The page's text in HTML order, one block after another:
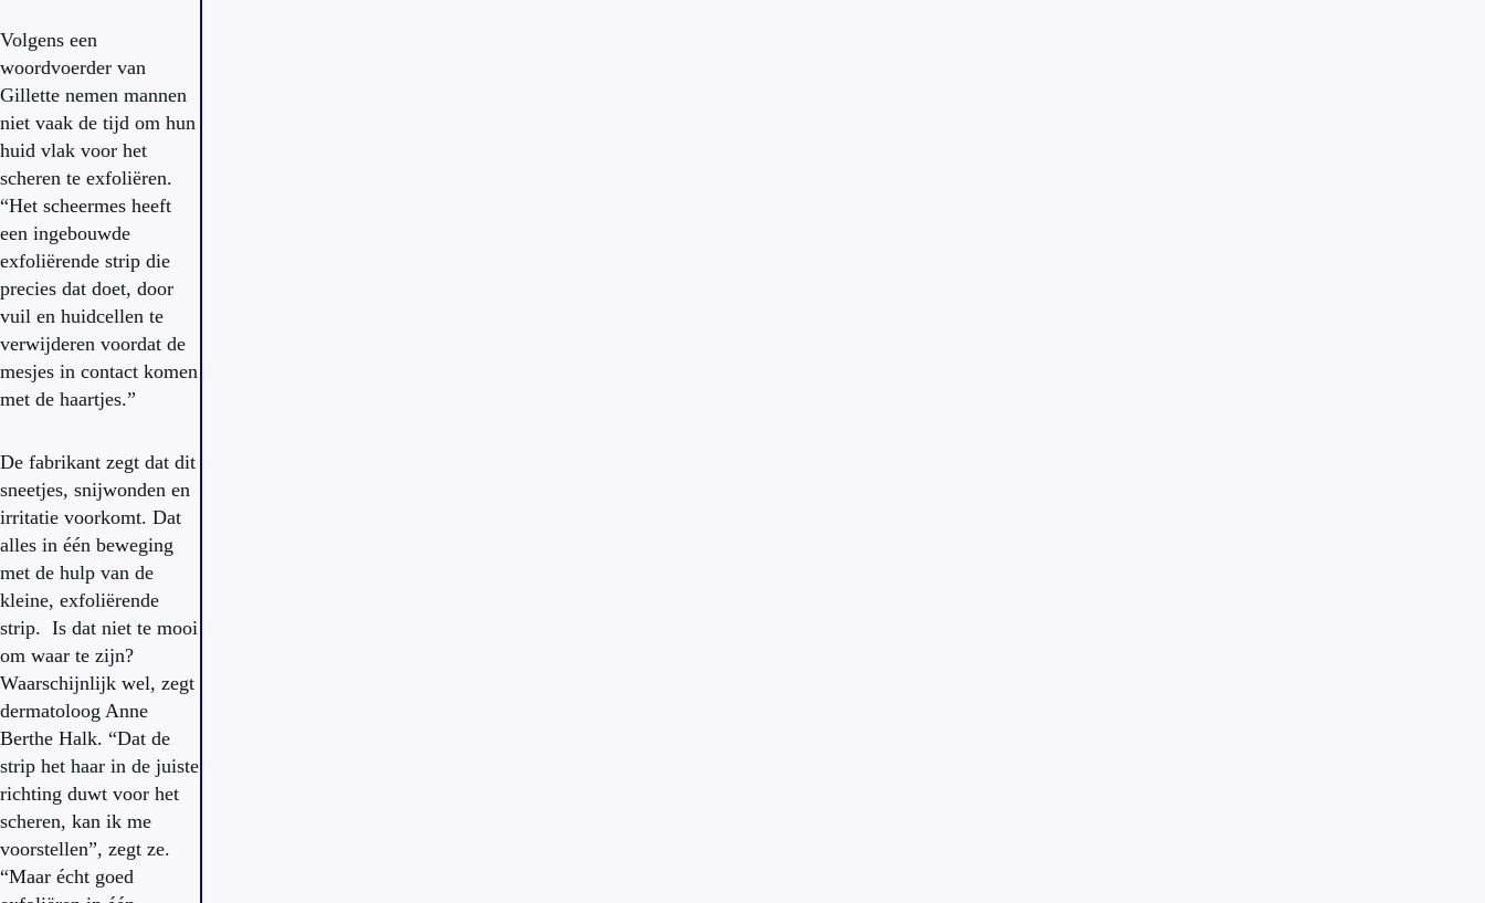
Volgens een
woordvoerder van
Gillette nemen mannen
niet vaak de tijd om hun
huid vlak voor het
scheren te exfoliëren.
“Het scheermes heeft
een ingebouwde
exfoliërende strip die
precies dat doet, door
vuil en huidcellen te
verwijderen voordat de
mesjes in contact komen
met de haartjes.”
De fabrikant zegt dat dit
sneetjes, snijwonden en
irritatie voorkomt. Dat
alles in één beweging
met de hulp van de
kleine, exfoliërende
strip. Is dat niet te mooi
om waar te zijn?
Waarschijnlijk wel, zegt
dermatoloog Anne
Berthe Halk. “Dat de
strip het haar in de juiste
richting duwt voor het
scheren, kan ik me
voorstellen”, zegt ze.
“Maar écht goed